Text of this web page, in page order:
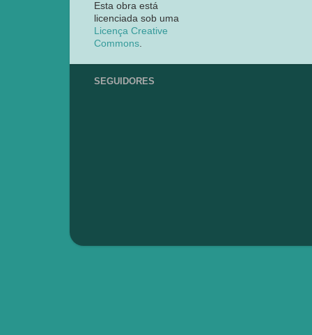
Esta obra está
licenciada sob uma
Licença Creative
Commons.
SEGUIDORES